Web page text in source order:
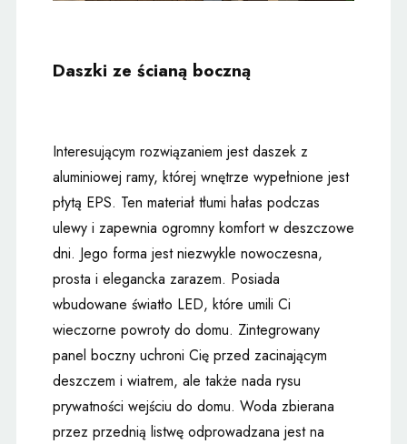
Daszki ze ścianą boczną
Interesującym rozwiązaniem jest daszek z
aluminiowej ramy, której wnętrze wypełnione jest
płytą EPS. Ten materiał tłumi hałas podczas
ulewy i zapewnia ogromny komfort w deszczowe
dni. Jego forma jest niezwykle nowoczesna,
prosta i elegancka zarazem. Posiada
wbudowane światło LED, które umili Ci
wieczorne powroty do domu. Zintegrowany
panel boczny uchroni Cię przed zacinającym
deszczem i wiatrem, ale także nada rysu
prywatności wejściu do domu. Woda zbierana
przez przednią listwę odprowadzana jest na